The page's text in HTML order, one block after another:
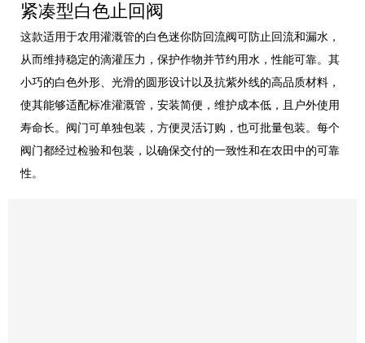
紧凑型白色止回阀
这款适用于农用灌溉管的白色迷你防回流阀可防止回流和漏水，
从而维持稳定的滴灌压力，保护作物并节约用水，性能可靠。其
小巧的白色外形、光滑的圆形设计以及抗紫外线的高品质材料，
使其能够适配标准灌溉管，安装简便，维护成本低，且户外使用
寿命长。阀门可单独包装，方便灵活订购，也可批量包装。每个
阀门都经过检验和包装，以确保交付的一致性和在农田中的可靠
性。